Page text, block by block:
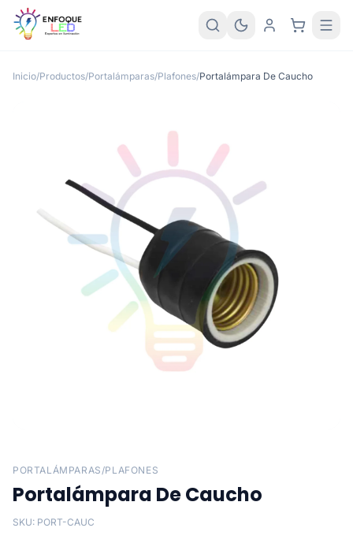
Inicio/Productos/Portalámparas/Plafones/Portalámpara De Caucho
PORTALÁMPARAS/PLAFONES
Portalámpara De Caucho
SKU: PORT-CAUC